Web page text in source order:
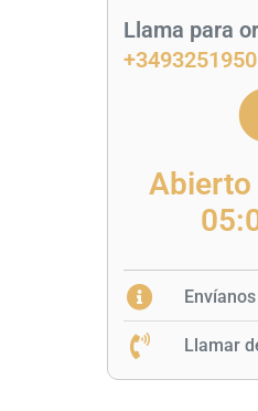
Llama para
+3493251950
Abierto
Llamar